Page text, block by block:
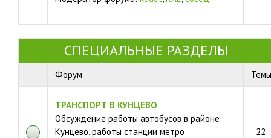
СПЕЦИАЛЬНЫЕ РАЗДЕЛЫ
Форум Темы
ТРАНСПОРТ В КУНЦЕВО
Обсуждение работы автобусов в районе
Кунцево, работы станции метро
22